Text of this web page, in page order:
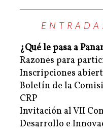
¿Qué le pasa a
Razones para
Inscripciones
Boletín de la
CRP
Invitación al VII
Desarrollo e